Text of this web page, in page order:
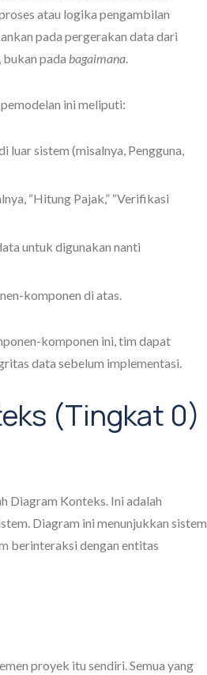
atau logika pengambilan
pada pergerakan data dari
, bukan pada bagaimana.
ini meliputi:
luar sistem (misalnya, Pengguna,
“Hitung Pajak,” “Verifikasi
untuk digunakan nanti
komponen di atas.
komponen ini, tim dapat
data sebelum implementasi.
(Tingkat 0)
Diagram Konteks. Ini adalah
Diagram ini menunjukkan sistem
berinteraksi dengan entitas
proyek itu sendiri. Semua yang